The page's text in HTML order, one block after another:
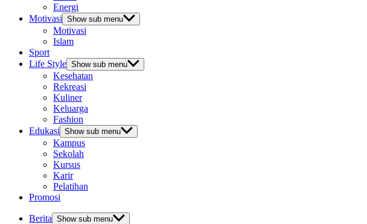
Energi
Motivasi Show sub menu
Motivasi
Islam
Sport
Life Style Show sub menu
Kesehatan
Rekreasi
Kuliner
Keluarga
Fashion
Edukasi Show sub menu
Kampus
Sekolah
Kursus
Karir
Pelatihan
Promosi
Berita Show sub menu